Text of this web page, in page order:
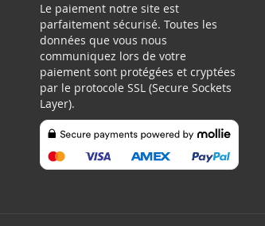
Le paiement notre site est
parfaitement sécurisé. Toutes les
données que vous nous
communiquez lors de votre
paiement sont protégées et cryptées
par le protocole SSL (Secure Sockets
Layer).